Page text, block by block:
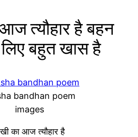
त्यौहार है बहन
बहुत खास है
bandhan poem
images
का आज त्यौहार है